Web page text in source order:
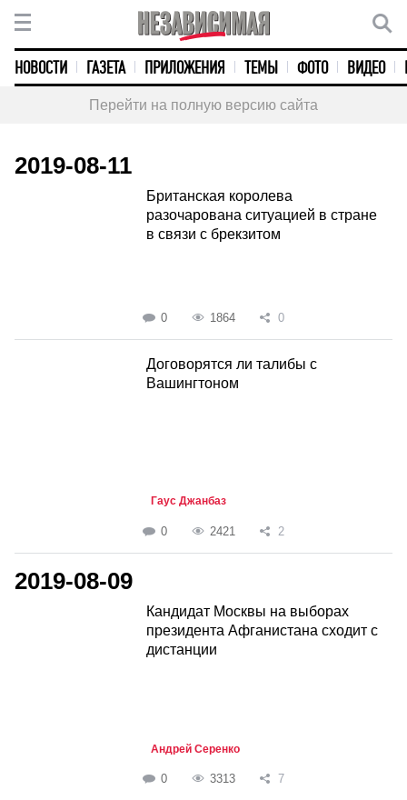
НОВОСТИ ГАЗЕТА ПРИЛОЖЕНИЯ ТЕМЫ ФОТО ВИДЕО
Перейти на полную версию сайта
2019-08-11
Британская королева
разочарована ситуацией в стране
в связи с брекзитом
0 1864 0
Договорятся ли талибы с
Вашингтоном
Гаус Джанбаз
0 2421 2
2019-08-09
Кандидат Москвы на выборах
президента Афганистана сходит с
дистанции
Андрей Серенко
0 3313 7